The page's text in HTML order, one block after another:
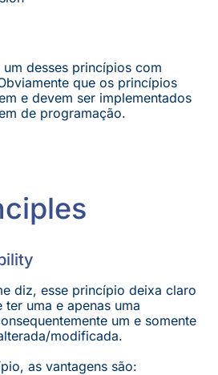
desses princípios com
que os princípios
e devem ser implementados
de programação.
diz, esse princípio deixa claro
uma e apenas uma
um e somente
modificada.
as vantagens são: